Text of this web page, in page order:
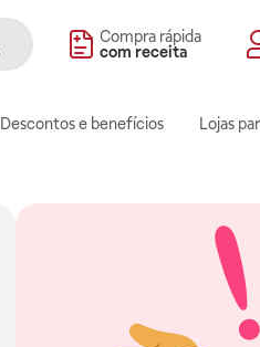
Compra rápida
com receita
Descontos e benefícios Lojas